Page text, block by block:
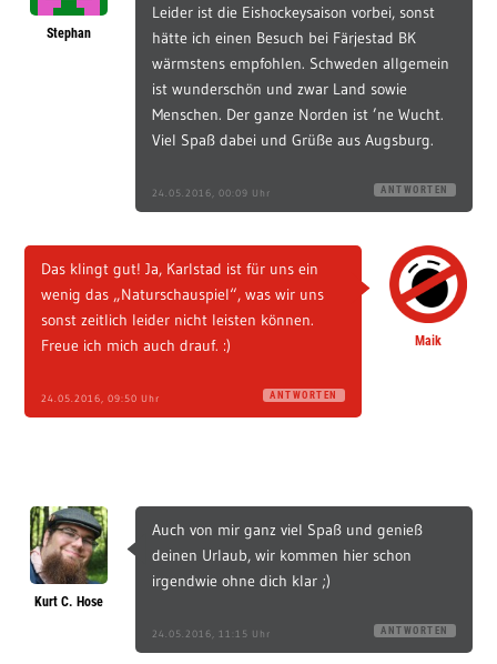
Stephan
Leider ist die Eishockeysaison vorbei, sonst
hätte ich einen Besuch bei Färjestad BK
wärmstens empfohlen. Schweden allgemein
ist wunderschön und zwar Land sowie
Menschen. Der ganze Norden ist ’ne Wucht.
Viel Spaß dabei und Grüße aus Augsburg.
24.05.2016, 00:09 Uhr ANTWORTEN
Maik
Das klingt gut! Ja, Karlstad ist für uns ein
wenig das „Naturschauspiel“, was wir uns
sonst zeitlich leider nicht leisten können.
Freue ich mich auch drauf. :)
24.05.2016, 09:50 Uhr ANTWORTEN
Kurt C. Hose
Auch von mir ganz viel Spaß und genieß
deinen Urlaub, wir kommen hier schon
irgendwie ohne dich klar ;)
24.05.2016, 11:15 Uhr ANTWORTEN